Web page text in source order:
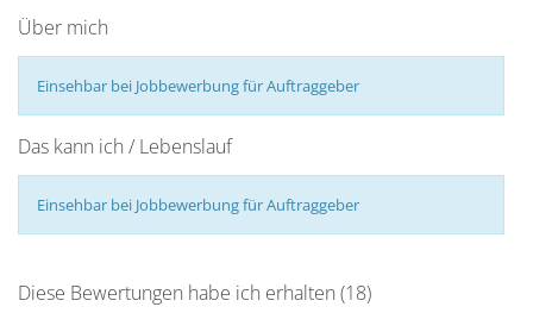
Über mich
Einsehbar bei Jobbewerbung für Auftraggeber
Das kann ich / Lebenslauf
Einsehbar bei Jobbewerbung für Auftraggeber
Diese Bewertungen habe ich erhalten (18)